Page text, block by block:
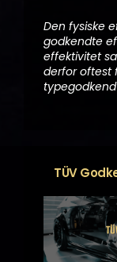
Den fysiske
godkendte
effektivitet
derfor oftest
TÜV